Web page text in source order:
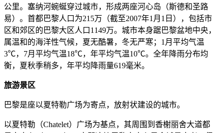
公里。塞纳河蜿蜒穿过城市，形成两座河心岛（斯德和圣路
易）。首都巴黎人口为215万（截至2007年1月1日），包括市
区和郊区的巴黎大区人口1149万。城市本身踞巴黎盆地中央，
属温和的海洋性气候，夏无酷暑，冬无严寒；1月平均气温
3℃，7月平均气温18℃，年平均气温10℃。全年降雨分布均
衡，夏秋季稍多，年平均降雨量619毫米。
旅游景区
巴黎是座以夏特勒广场为寄点，放射状建设的城市。
以夏特勒（Chatelet）广场为基点，其周围到香榭丽舍大道都